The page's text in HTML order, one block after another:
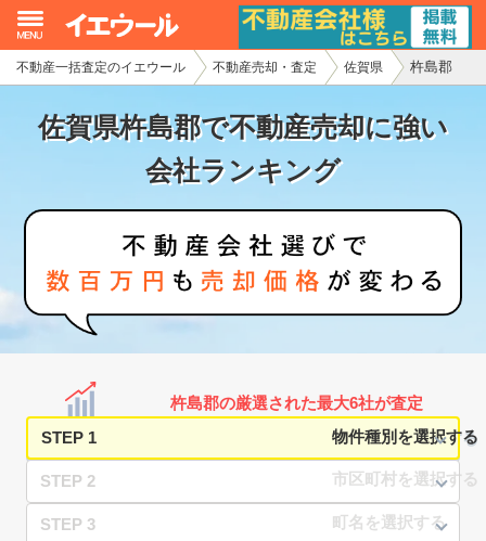
不動産一括査定のイエウール 不動産売却・査定 佐賀県 杵島郡
佐賀県杵島郡で不動産売却に強い
会社ランキング
杵島郡の厳選された最大6社が査定
STEP 1
STEP 2
STEP 3
イエウール加盟希望の不動産会社様
初めての方へ
不動産の売却・一括査定
家査定シミュレーター
お問い合わせ